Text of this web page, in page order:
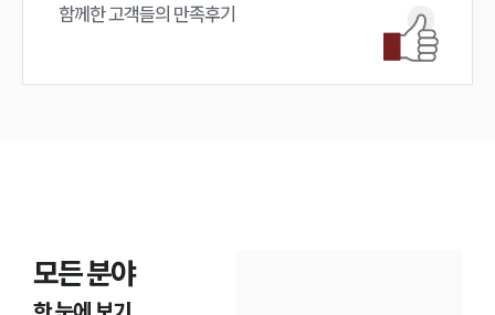
함께한 고객들의 만족후기
모든 분야